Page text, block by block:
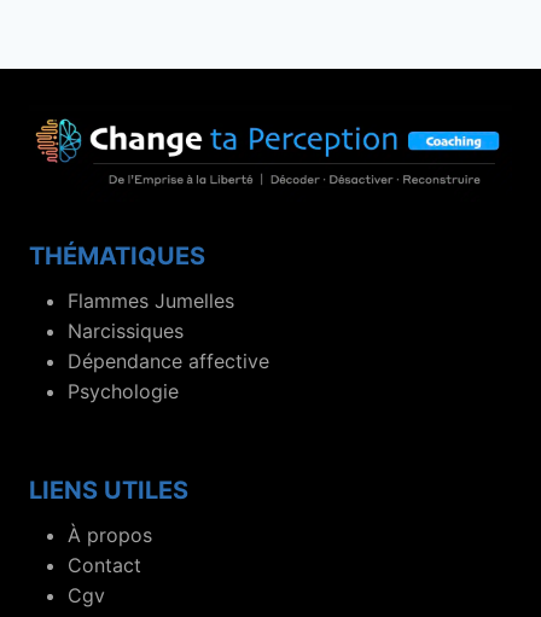
THÉMATIQUES
Flammes Jumelles
Narcissiques
Dépendance affective
Psychologie
LIENS UTILES
À propos
Contact
Cgv